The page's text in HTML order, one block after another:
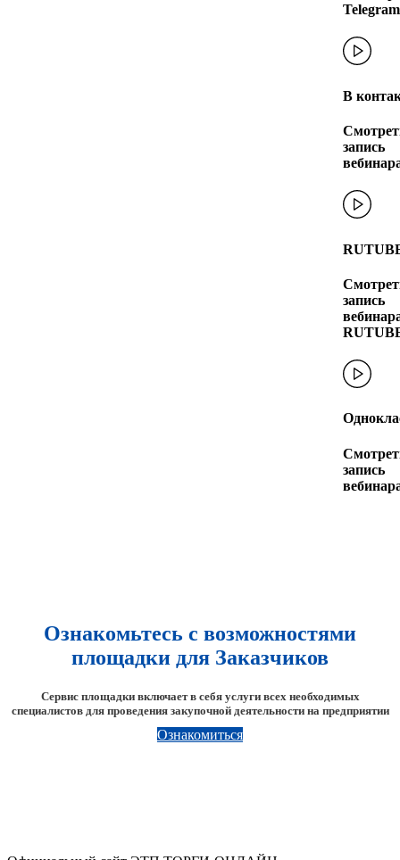
Telegram
В
запись
запись
запись
Ознакомьтесь с возможностями
площадки для Заказчиков
Сервис площадки включает в себя услуги всех необходимых
специалистов для проведения закупочной деятельности на предприятии
Ознакомиться